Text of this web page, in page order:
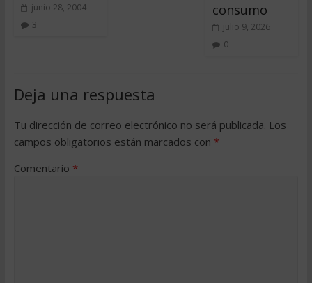
junio 28, 2004
3
consumo
julio 9, 2026
0
Deja una respuesta
Tu dirección de correo electrónico no será publicada. Los
campos obligatorios están marcados con *
Comentario *